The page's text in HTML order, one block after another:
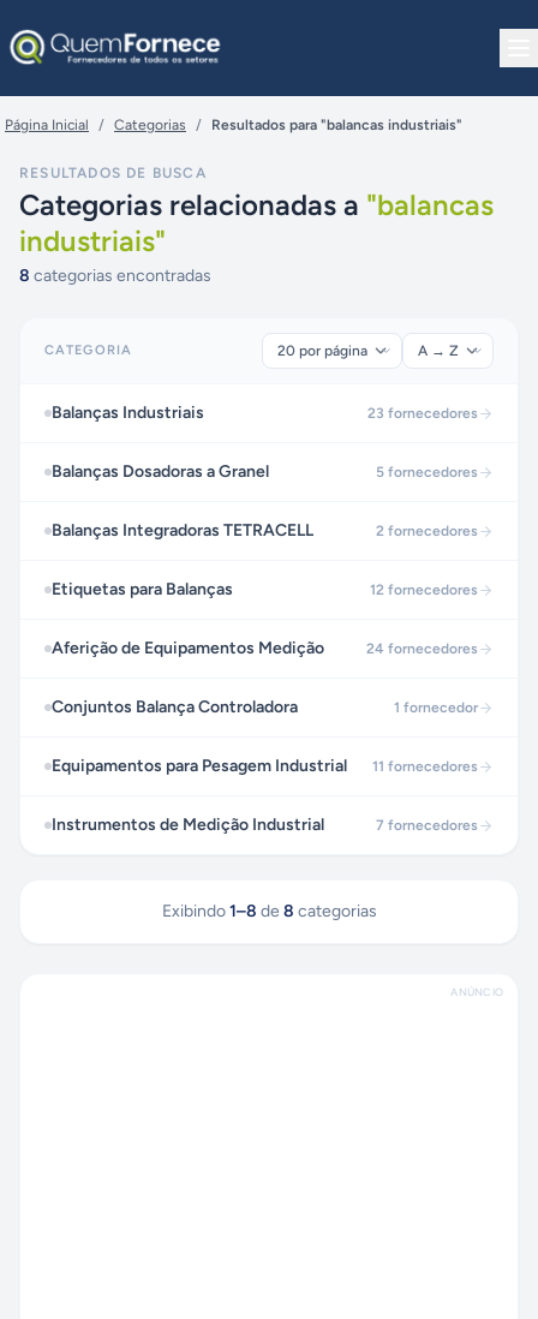
Página Inicial / Categorias / Resultados para "balancas industriais"
RESULTADOS DE BUSCA
Categorias relacionadas a "balancas
industriais"
8 categorias encontradas
CATEGORIA
Balanças Industriais 23 fornecedores
Balanças Dosadoras a Granel 5 fornecedores
Balanças Integradoras TETRACELL 2 fornecedores
Etiquetas para Balanças 12 fornecedores
Aferição de Equipamentos Medição 24 fornecedores
Conjuntos Balança Controladora 1 fornecedor
Equipamentos para Pesagem Industrial 11 fornecedores
Instrumentos de Medição Industrial 7 fornecedores
Exibindo 1–8 de 8 categorias
ANÚNCIO